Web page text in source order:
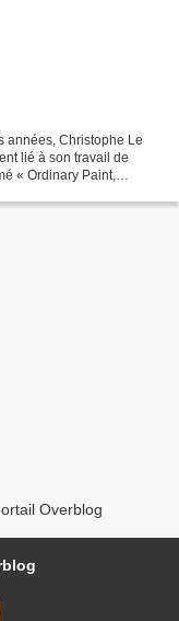
années, Christophe Le
lié à son travail de
« Ordinary Paint,
Overblog